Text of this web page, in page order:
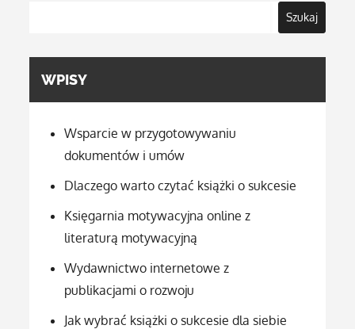
Szukaj
WPISY
Wsparcie w przygotowywaniu
dokumentów i umów
Dlaczego warto czytać książki o sukcesie
Księgarnia motywacyjna online z
literaturą motywacyjną
Wydawnictwo internetowe z
publikacjami o rozwoju
Jak wybrać książki o sukcesie dla siebie